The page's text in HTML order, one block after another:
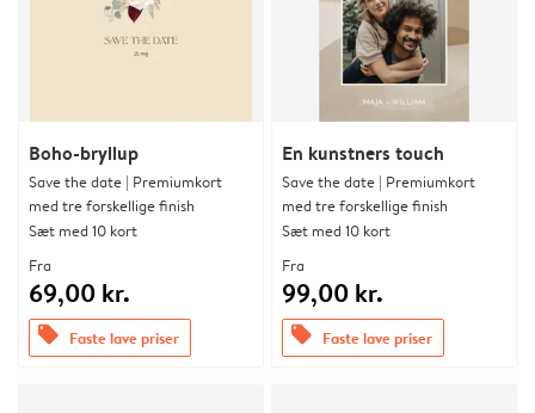
Boho-bryllup
Save the date | Premiumkort
med tre forskellige finish
Sæt med 10 kort
Fra
69,00 kr.
offers Faste lave priser
En kunstners touch
Save the date | Premiumkort
med tre forskellige finish
Sæt med 10 kort
Fra
99,00 kr.
offers Faste lave priser